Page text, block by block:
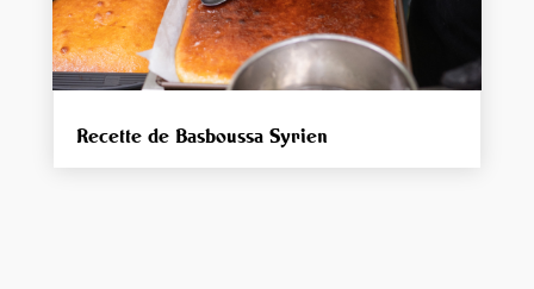
Recette de Basboussa Syrien